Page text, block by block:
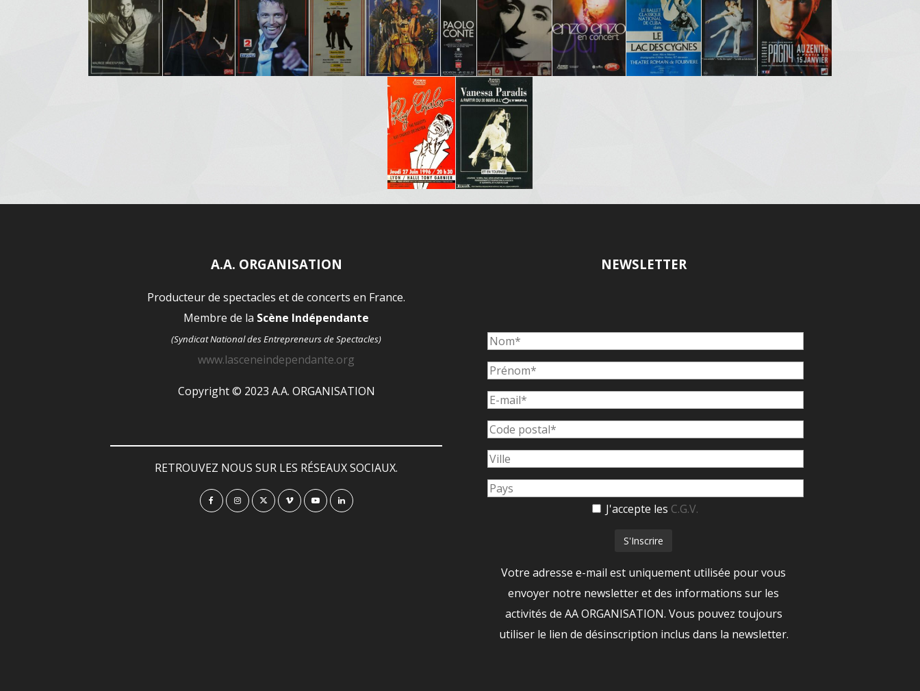
A.A. ORGANISATION
Producteur de spectacles et de concerts en France.
Membre de la Scène Indépendante
(Syndicat National des Entrepreneurs de Spectacles)
www.lasceneindependante.org
Copyright © 2023 A.A. ORGANISATION
RETROUVEZ NOUS SUR LES RÉSEAUX SOCIAUX.
NEWSLETTER
J'accepte les C.G.V.
Votre adresse e-mail est uniquement utilisée pour vous
envoyer notre newsletter et des informations sur les
activités de AA ORGANISATION. Vous pouvez toujours
utiliser le lien de désinscription inclus dans la newsletter.